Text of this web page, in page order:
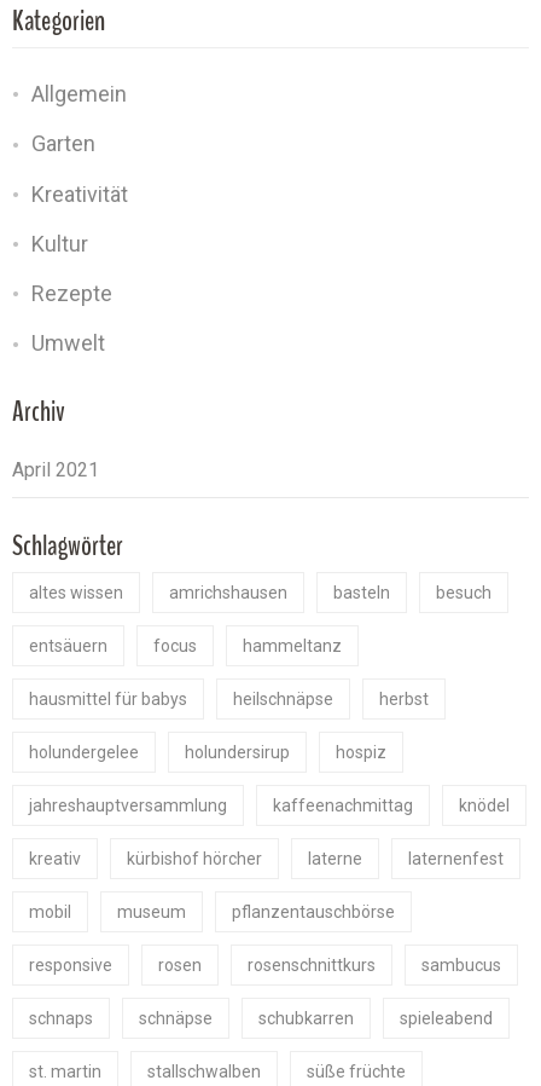
Kategorien
Allgemein
Garten
Kreativität
Kultur
Rezepte
Umwelt
Archiv
Schlagwörter
altes wissen amrichshausen basteln besuch
entsäuern focus hammeltanz
hausmittel für babys heilschnäpse herbst
holundergelee holundersirup hospiz
jahreshauptversammlung kaffeenachmittag knödel
kreativ kürbishof hörcher laterne laternenfest
mobil museum pflanzentauschbörse
responsive rosen rosenschnittkurs sambucus
schnaps schnäpse schubkarren spieleabend
st. martin stallschwalben süße früchte